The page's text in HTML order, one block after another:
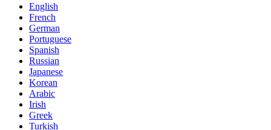
English
French
German
Portuguese
Spanish
Russian
Japanese
Korean
Arabic
Irish
Greek
Turkish